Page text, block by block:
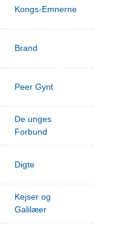
Kongs-Emnerne
Brand
Peer Gynt
De unges
Forbund
Digte
Kejser og
Galilæer